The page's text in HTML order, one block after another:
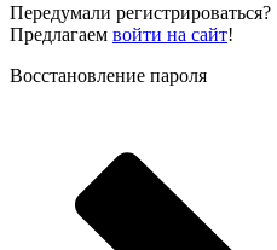
Передумали регистрироваться?
Предлагаем войти на сайт!
Восстановление пароля